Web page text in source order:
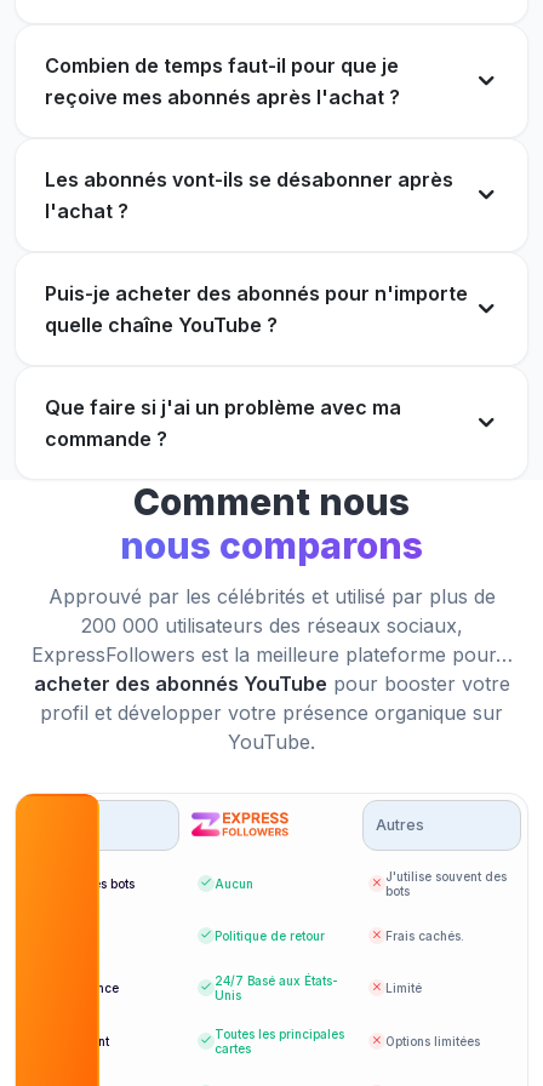
Enfin un site qui tient ses promesses ! Excellent
BC Brandon Carpenter
Client vérifié
Après avoir acheté des abonnements ici, j'ai aussi
MA Michael Arroyo
Client vérifié
plus rapidement qu'auparavant.
KJ Kristin Johnson
Client vérifié
J'ai augmenté le nombre de mes abonnés sans
aucune baisse. Je suis très impressionné !
Brandon Banks
Un excellent coup de pouce pour la confiance et
AW Austin Wiggins
JA John Alvarez
Client vérifié
Le service client a répondu rapidement à toutes
mes questions.
TW Tommy Williams
Client vérifié
Je suis absolument ravie des résultats ! Ma
chaîne YouTube a grandi plus vite que je ne
l'imaginais.
Kayla Johnson
Le service client a répondu rapidement à toutes
Combien de temps faut-il pour que je
reçoive mes abonnés après l'achat ?
Les abonnés vont-ils se désabonner après
l'achat ?
Puis-je acheter des abonnés pour n'importe
quelle chaîne YouTube ?
Que faire si j'ai un problème avec ma
commande ?
Comment nous
nous comparons
Approuvé par les célébrités et utilisé par plus de
200 000 utilisateurs des réseaux sociaux,
ExpressFollowers est la meilleure plateforme pour…
acheter des abonnés YouTube pour booster votre
profil et développer votre présence organique sur
YouTube.
Autres
Abonnés bots Aucun
J'utilise souvent des
bots
Politique de retour Frais cachés.
Assistance 24/7 Basé aux États-
Unis
Limité
Paiement
Toutes les principales
cartes
Options limitées